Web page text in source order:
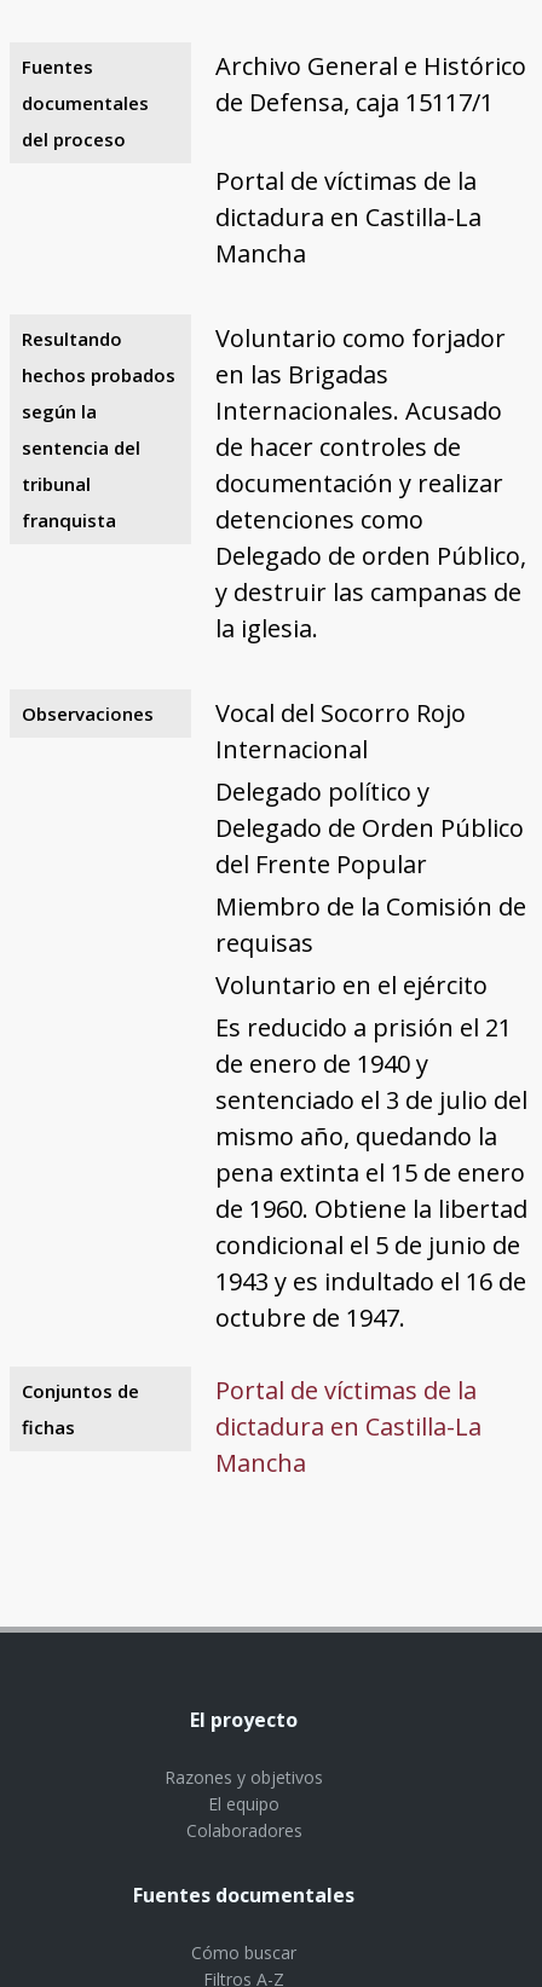
Fuentes
documentales
del proceso
Archivo General e Histórico
de Defensa, caja 15117/1
Portal de víctimas de la
dictadura en Castilla-La
Mancha
Resultando
hechos probados
según la
sentencia del
tribunal
franquista
Voluntario como forjador
en las Brigadas
Internacionales. Acusado
de hacer controles de
documentación y realizar
detenciones como
Delegado de orden Público,
y destruir las campanas de
la iglesia.
Observaciones
Vocal del Socorro Rojo
Internacional
Delegado político y
Delegado de Orden Público
del Frente Popular
Miembro de la Comisión de
requisas
Voluntario en el ejército
Es reducido a prisión el 21
de enero de 1940 y
sentenciado el 3 de julio del
mismo año, quedando la
pena extinta el 15 de enero
de 1960. Obtiene la libertad
condicional el 5 de junio de
1943 y es indultado el 16 de
octubre de 1947.
Conjuntos de
fichas
Portal de víctimas de la
dictadura en Castilla-La
Mancha
El proyecto
Razones y objetivos
El equipo
Colaboradores
Fuentes documentales
Cómo buscar
Filtros A-Z